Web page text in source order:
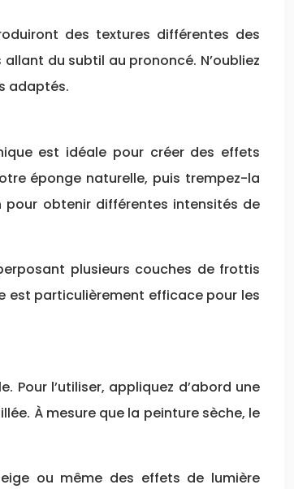
des textures différentes des
du subtil au prononcé. N’oubliez
adaptés.
est idéale pour créer des effets
éponge naturelle, puis trempez-la
obtenir différentes intensités de
plusieurs couches de frottis
est particulièrement efficace pour les
l’utiliser, appliquez d’abord une
À mesure que la peinture sèche, le
ou même des effets de lumière